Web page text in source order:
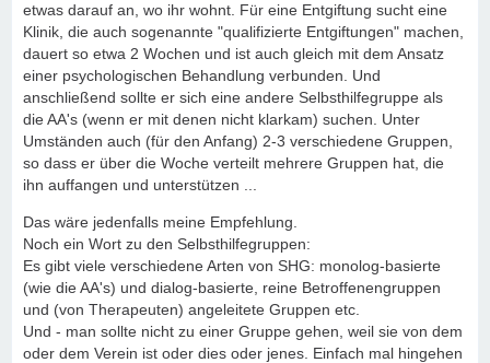
etwas darauf an, wo ihr wohnt. Für eine Entgiftung sucht eine
Klinik, die auch sogenannte "qualifizierte Entgiftungen" machen,
dauert so etwa 2 Wochen und ist auch gleich mit dem Ansatz
einer psychologischen Behandlung verbunden. Und
anschließend sollte er sich eine andere Selbsthilfegruppe als
die AA's (wenn er mit denen nicht klarkam) suchen. Unter
Umständen auch (für den Anfang) 2-3 verschiedene Gruppen,
so dass er über die Woche verteilt mehrere Gruppen hat, die
ihn auffangen und unterstützen ...
Das wäre jedenfalls meine Empfehlung.
Noch ein Wort zu den Selbsthilfegruppen:
Es gibt viele verschiedene Arten von SHG: monolog-basierte
(wie die AA's) und dialog-basierte, reine Betroffenengruppen
und (von Therapeuten) angeleitete Gruppen etc.
Und - man sollte nicht zu einer Gruppe gehen, weil sie von dem
oder dem Verein ist oder dies oder jenes. Einfach mal hingehen